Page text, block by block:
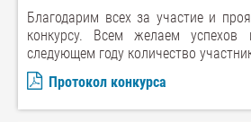
Благодарим всех за участие и
конкурсу. Всем желаем
следующем году количество
Протокол конкурса